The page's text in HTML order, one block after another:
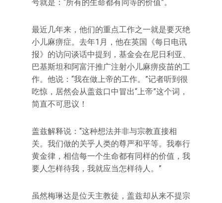
号就是：“所有的生命都有同等的价值”。
最近几年来，他们的重点工作之一就是要灭绝
小儿麻痹症。去年1月，他在英国《每日电讯
报》的访问谈话中提到，基金会在尼日利亚、
巴基斯坦和阿富汗推广注射小儿麻痹疫苗的工
作。他说：“我在做上帝的工作。”记者听到很
吃惊，居然会从盖兹口中冒出“上帝”这个词，
简直不可思议！
盖兹解释说：“这种想法并非与宗教直接相
关。我们做的关乎人类的尊严和平等。我奉行
黄金律，相信每一个生命都有同样的价值，我
要人怎样待我，我就应当怎样待人。”
虽然梅琳达是位天主教徒，盖兹却从来不提宗